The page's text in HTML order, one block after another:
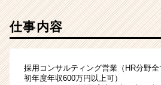
仕事内容
採用コンサルティング営業（HR分野
初年度年収600万円以上可）